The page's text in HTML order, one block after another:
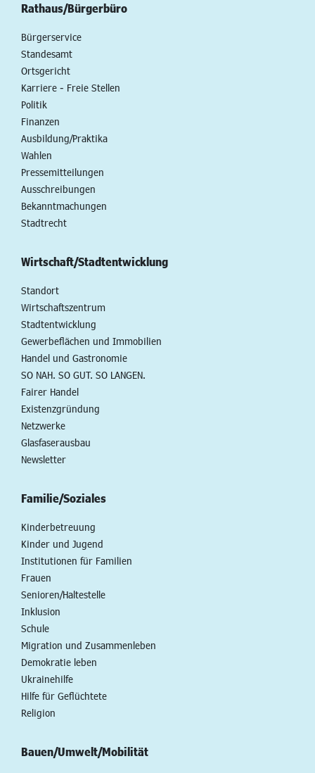
Rathaus/Bürgerbüro
Bürgerservice
Standesamt
Ortsgericht
Karriere - Freie Stellen
Politik
Finanzen
Ausbildung/Praktika
Wahlen
Pressemitteilungen
Ausschreibungen
Bekanntmachungen
Stadtrecht
Wirtschaft/Stadtentwicklung
Standort
Wirtschaftszentrum
Stadtentwicklung
Gewerbeflächen und Immobilien
Handel und Gastronomie
SO NAH. SO GUT. SO LANGEN.
Fairer Handel
Existenzgründung
Netzwerke
Glasfaserausbau
Newsletter
Familie/Soziales
Kinderbetreuung
Kinder und Jugend
Institutionen für Familien
Frauen
Senioren/Haltestelle
Inklusion
Schule
Migration und Zusammenleben
Demokratie leben
Ukrainehilfe
Hilfe für Geflüchtete
Religion
Bauen/Umwelt/Mobilität